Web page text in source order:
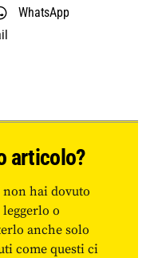
WhatsApp
articolo?
non hai dovuto
o
anche solo
come questi ci